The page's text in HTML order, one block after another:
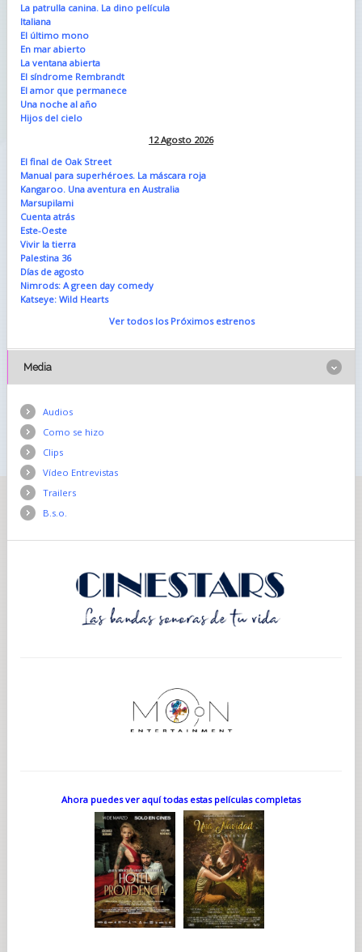
La patrulla canina. La dino película
Italiana
El último mono
En mar abierto
La ventana abierta
El síndrome Rembrandt
El amor que permanece
Una noche al año
Hijos del cielo
12 Agosto 2026
El final de Oak Street
Manual para superhéroes. La máscara roja
Kangaroo. Una aventura en Australia
Marsupilami
Cuenta atrás
Este-Oeste
Vivir la tierra
Palestina 36
Días de agosto
Nimrods: A green day comedy
Katseye: Wild Hearts
Ver todos los Próximos estrenos
Media
Audios
Como se hizo
Clips
Vídeo Entrevistas
Trailers
B.s.o.
Ahora puedes ver aquí todas estas películas completas